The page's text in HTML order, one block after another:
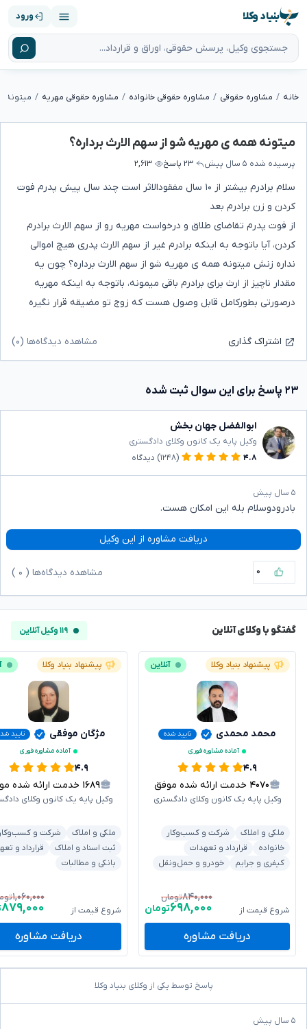
بنیاد وکلا ورود
خانه مشاوره حقوقی مشاوره حقوقی خانواده مشاوره حقوقی مهریه میتونه
میتونه همه ی مهریه شو از سهم الارث برداره؟
پرسیده شده ۵ سال پیش ۲۳ پاسخ ۲,۶۱۳
سلام برادرم بیشتر از ۱۰ سال مفقودالاثر است چند سال پیش پدرم فوت
کردن و زن برادرم بعد
از فوت پدرم تقاضای طلاق و درخواست مهریه رو از سهم الارث برادرم
کردن، آیا باتوجه به اینکه برادرم غیر از سهم الارث پدری هیچ اموالی
نداره زنش میتونه همه ی مهریه شو از سهم الارث برداره؟ چون یه
مقدار ناچیز از ارث برای برادرم باقی میمونه، باتوجه به اینکه مهریه
درصورتی بطورکامل قابل وصول هست که زوج تو مضیقه قرار نگیره
اشتراک گذاری مشاهده دیدگاه‌ها (۰)
۲۳ پاسخ برای این سوال ثبت شده
ابوالفضل جهان بخش
وکیل پایه یک کانون وکلای دادگستری
۴.۸
(۱۲۴۸) دیدگاه
۵ سال پیش
بادرودوسلام بله این امکان هست.
دریافت مشاوره از این وکیل
۰ مشاهده دیدگاه‌ها ( ۰
گفتگو با وکلای آنلاین ۱۱۹ وکیل آنلاین
پیشنهاد بنیاد وکلا آنلاین
محمد محمدی
تایید شده
آماده مشاوره فوری
۴.۹
۴۰۷۰ خدمت ارائه شده موفق
وکیل پایه یک کانون وکلای دادگستری
ملکی و املاک
شرکت و کسب‌وکار
خانواده
قرارداد و تعهدات
کیفری و جرایم
خودرو و حمل‌ونقل
شروع قیمت از
۸۴۰,۰۰۰تومان
۶۹۸,۰۰۰تومان
دریافت مشاوره
پیشنهاد بنیاد وکلا
مژگان موفقی
تایید
آماده مشاوره فوری
۴.۹
۱۶۸۹ خدمت ارائه شده موفق
وکیل پایه یک کانون وکلای
ملکی و املاک
شرکت و
ثبت اسناد و املاک
قرارداد و
بانکی و مطالبات
شروع قیمت از
۱,۰۶۰,۰۰۰
۸۷۹,۰۰۰
دریافت مشاوره
پاسخ توسط یکی از وکلای بنیاد وکلا
۵ سال پیش